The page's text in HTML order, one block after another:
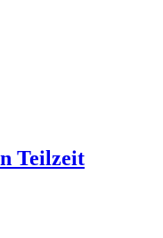
Teilzeit